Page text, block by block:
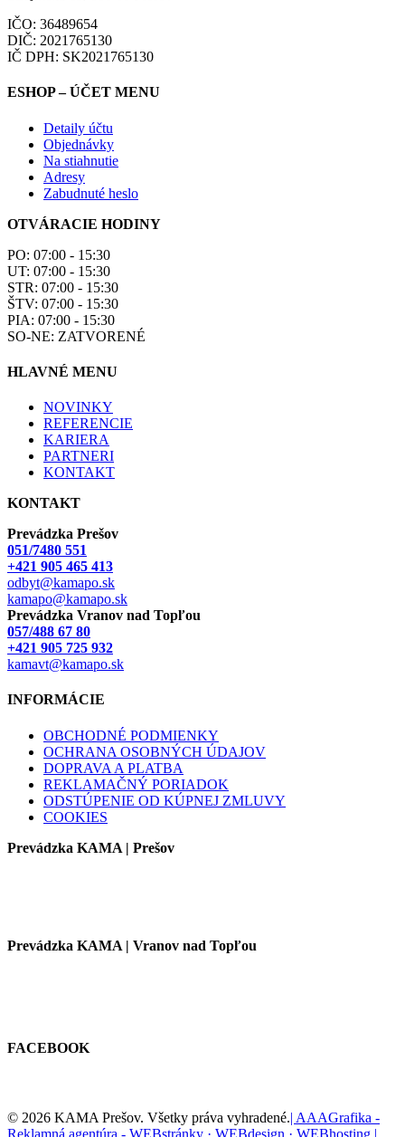
IČO: 36489654
DIČ: 2021765130
IČ DPH: SK2021765130
ESHOP – ÚČET MENU
Detaily účtu
Objednávky
Na stiahnutie
Adresy
Zabudnuté heslo
OTVÁRACIE HODINY
PO: 07:00 - 15:30
UT: 07:00 - 15:30
STR: 07:00 - 15:30
ŠTV: 07:00 - 15:30
PIA: 07:00 - 15:30
SO-NE: ZATVORENÉ
HLAVNÉ MENU
NOVINKY
REFERENCIE
KARIERA
PARTNERI
KONTAKT
KONTAKT
Prevádzka Prešov
051/7480 551
+421 905 465 413
odbyt@kamapo.sk
kamapo@kamapo.sk
Prevádzka Vranov nad Topľou
057/488 67 80
+421 905 725 932
kamavt@kamapo.sk
INFORMÁCIE
OBCHODNÉ PODMIENKY
OCHRANA OSOBNÝCH ÚDAJOV
DOPRAVA A PLATBA
REKLAMAČNÝ PORIADOK
ODSTÚPENIE OD KÚPNEJ ZMLUVY
COOKIES
Prevádzka KAMA | Prešov
Prevádzka KAMA | Vranov nad Topľou
FACEBOOK
© 2026 KAMA Prešov. Všetky práva vyhradené.| AAAGrafika -